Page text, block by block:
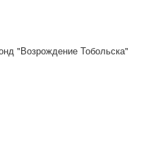
"Возрождение Тобольска"